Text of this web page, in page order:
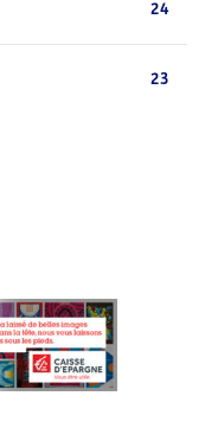
24
23